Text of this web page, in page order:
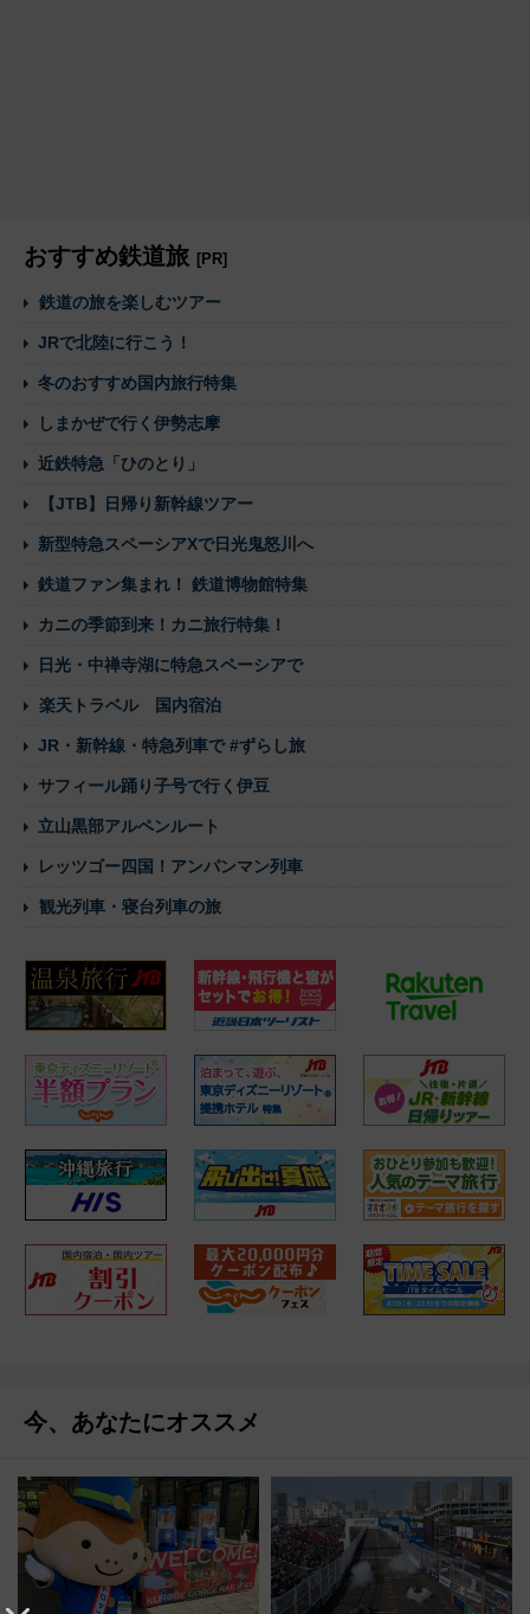
おすすめ鉄道旅 [PR]
鉄道の旅を楽しむツアー
JRで北陸に行こう！
冬のおすすめ国内旅行特集
しまかぜで行く伊勢志摩
近鉄特急「ひのとり」
【JTB】日帰り新幹線ツアー
新型特急スペーシアXで日光鬼怒川へ
鉄道ファン集まれ！ 鉄道博物館特集
カニの季節到来！カニ旅行特集！
日光・中禅寺湖に特急スペーシアで
楽天トラベル 国内宿泊
JR・新幹線・特急列車で #ずらし旅
サフィール踊り子号で行く伊豆
立山黒部アルペンルート
レッツゴー四国！アンパンマン列車
観光列車・寝台列車の旅
今、あなたにオススメ